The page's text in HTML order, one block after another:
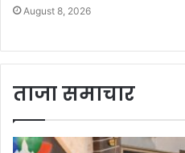
August 8, 2026
ताजा समाचार